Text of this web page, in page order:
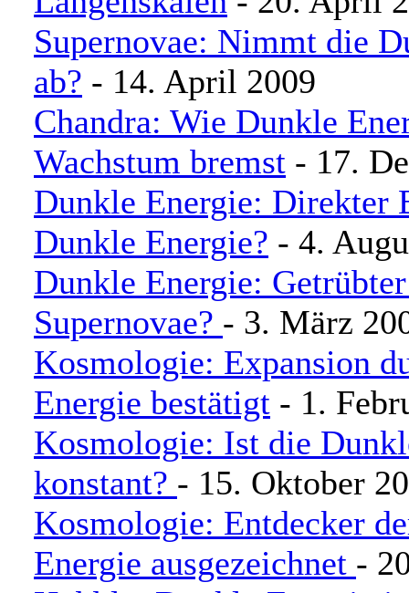
Supernovae: Nimmt die
ab? - 14. April 2009
Chandra: Wie Dunkle
Wachstum bremst - 17.
Dunkle Energie: Direkter
Dunkle Energie? - 4.
Dunkle Energie:
Supernovae? - 3. März
Kosmologie: Expansion
Energie bestätigt - 1.
Kosmologie: Ist die
konstant? - 15. Oktober
Kosmologie: Entdecker
Energie ausgezeichnet -